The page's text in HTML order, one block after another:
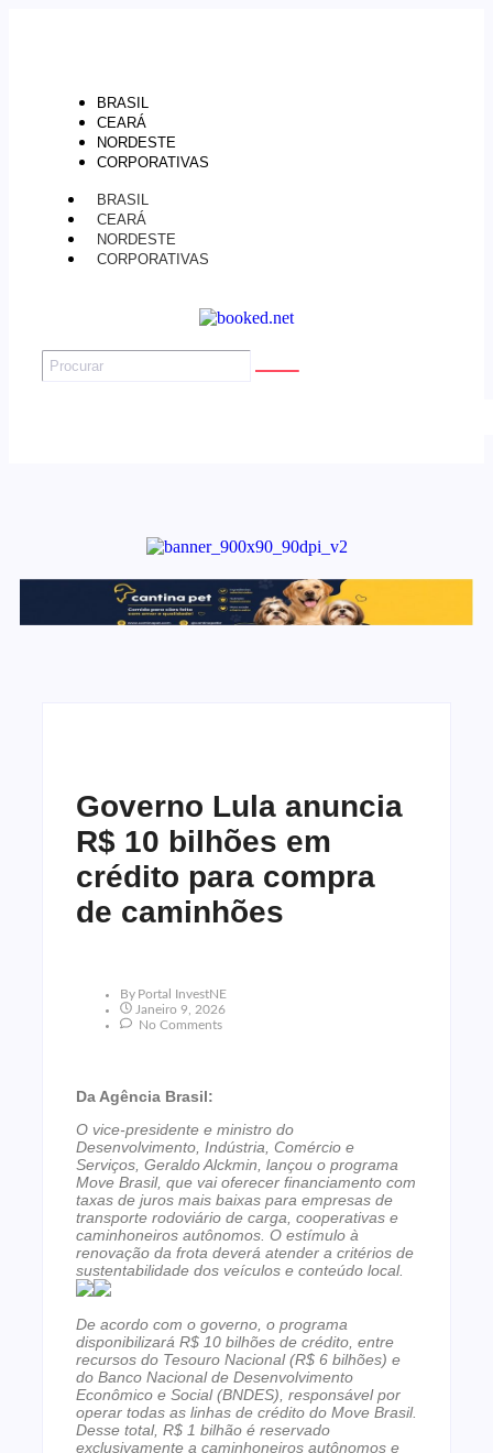
BRASIL
CEARÁ
NORDESTE
CORPORATIVAS
BRASIL
CEARÁ
NORDESTE
CORPORATIVAS
Governo Lula anuncia
R$ 10 bilhões em
crédito para compra
de caminhões
By Portal InvestNE
Janeiro 9, 2026
No Comments
Da Agência Brasil:
O vice-presidente e ministro do
Desenvolvimento, Indústria, Comércio e
Serviços, Geraldo Alckmin, lançou o programa
Move Brasil, que vai oferecer financiamento com
taxas de juros mais baixas para empresas de
transporte rodoviário de carga, cooperativas e
caminhoneiros autônomos. O estímulo à
renovação da frota deverá atender a critérios de
sustentabilidade dos veículos e conteúdo local.
De acordo com o governo, o programa
disponibilizará R$ 10 bilhões de crédito, entre
recursos do Tesouro Nacional (R$ 6 bilhões) e
do Banco Nacional de Desenvolvimento
Econômico e Social (BNDES), responsável por
operar todas as linhas de crédito do Move Brasil.
Desse total, R$ 1 bilhão é reservado
exclusivamente a caminhoneiros autônomos e